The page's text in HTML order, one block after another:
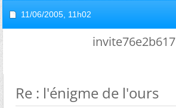
11/06/2005, 11h02
invite76e2b617
Re : l'énigme de l'ours